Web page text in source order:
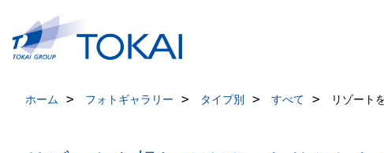
ホーム フォトギャラリー タイプ別 すべて リゾート